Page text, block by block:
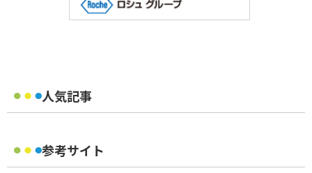
人気記事
参考サイト